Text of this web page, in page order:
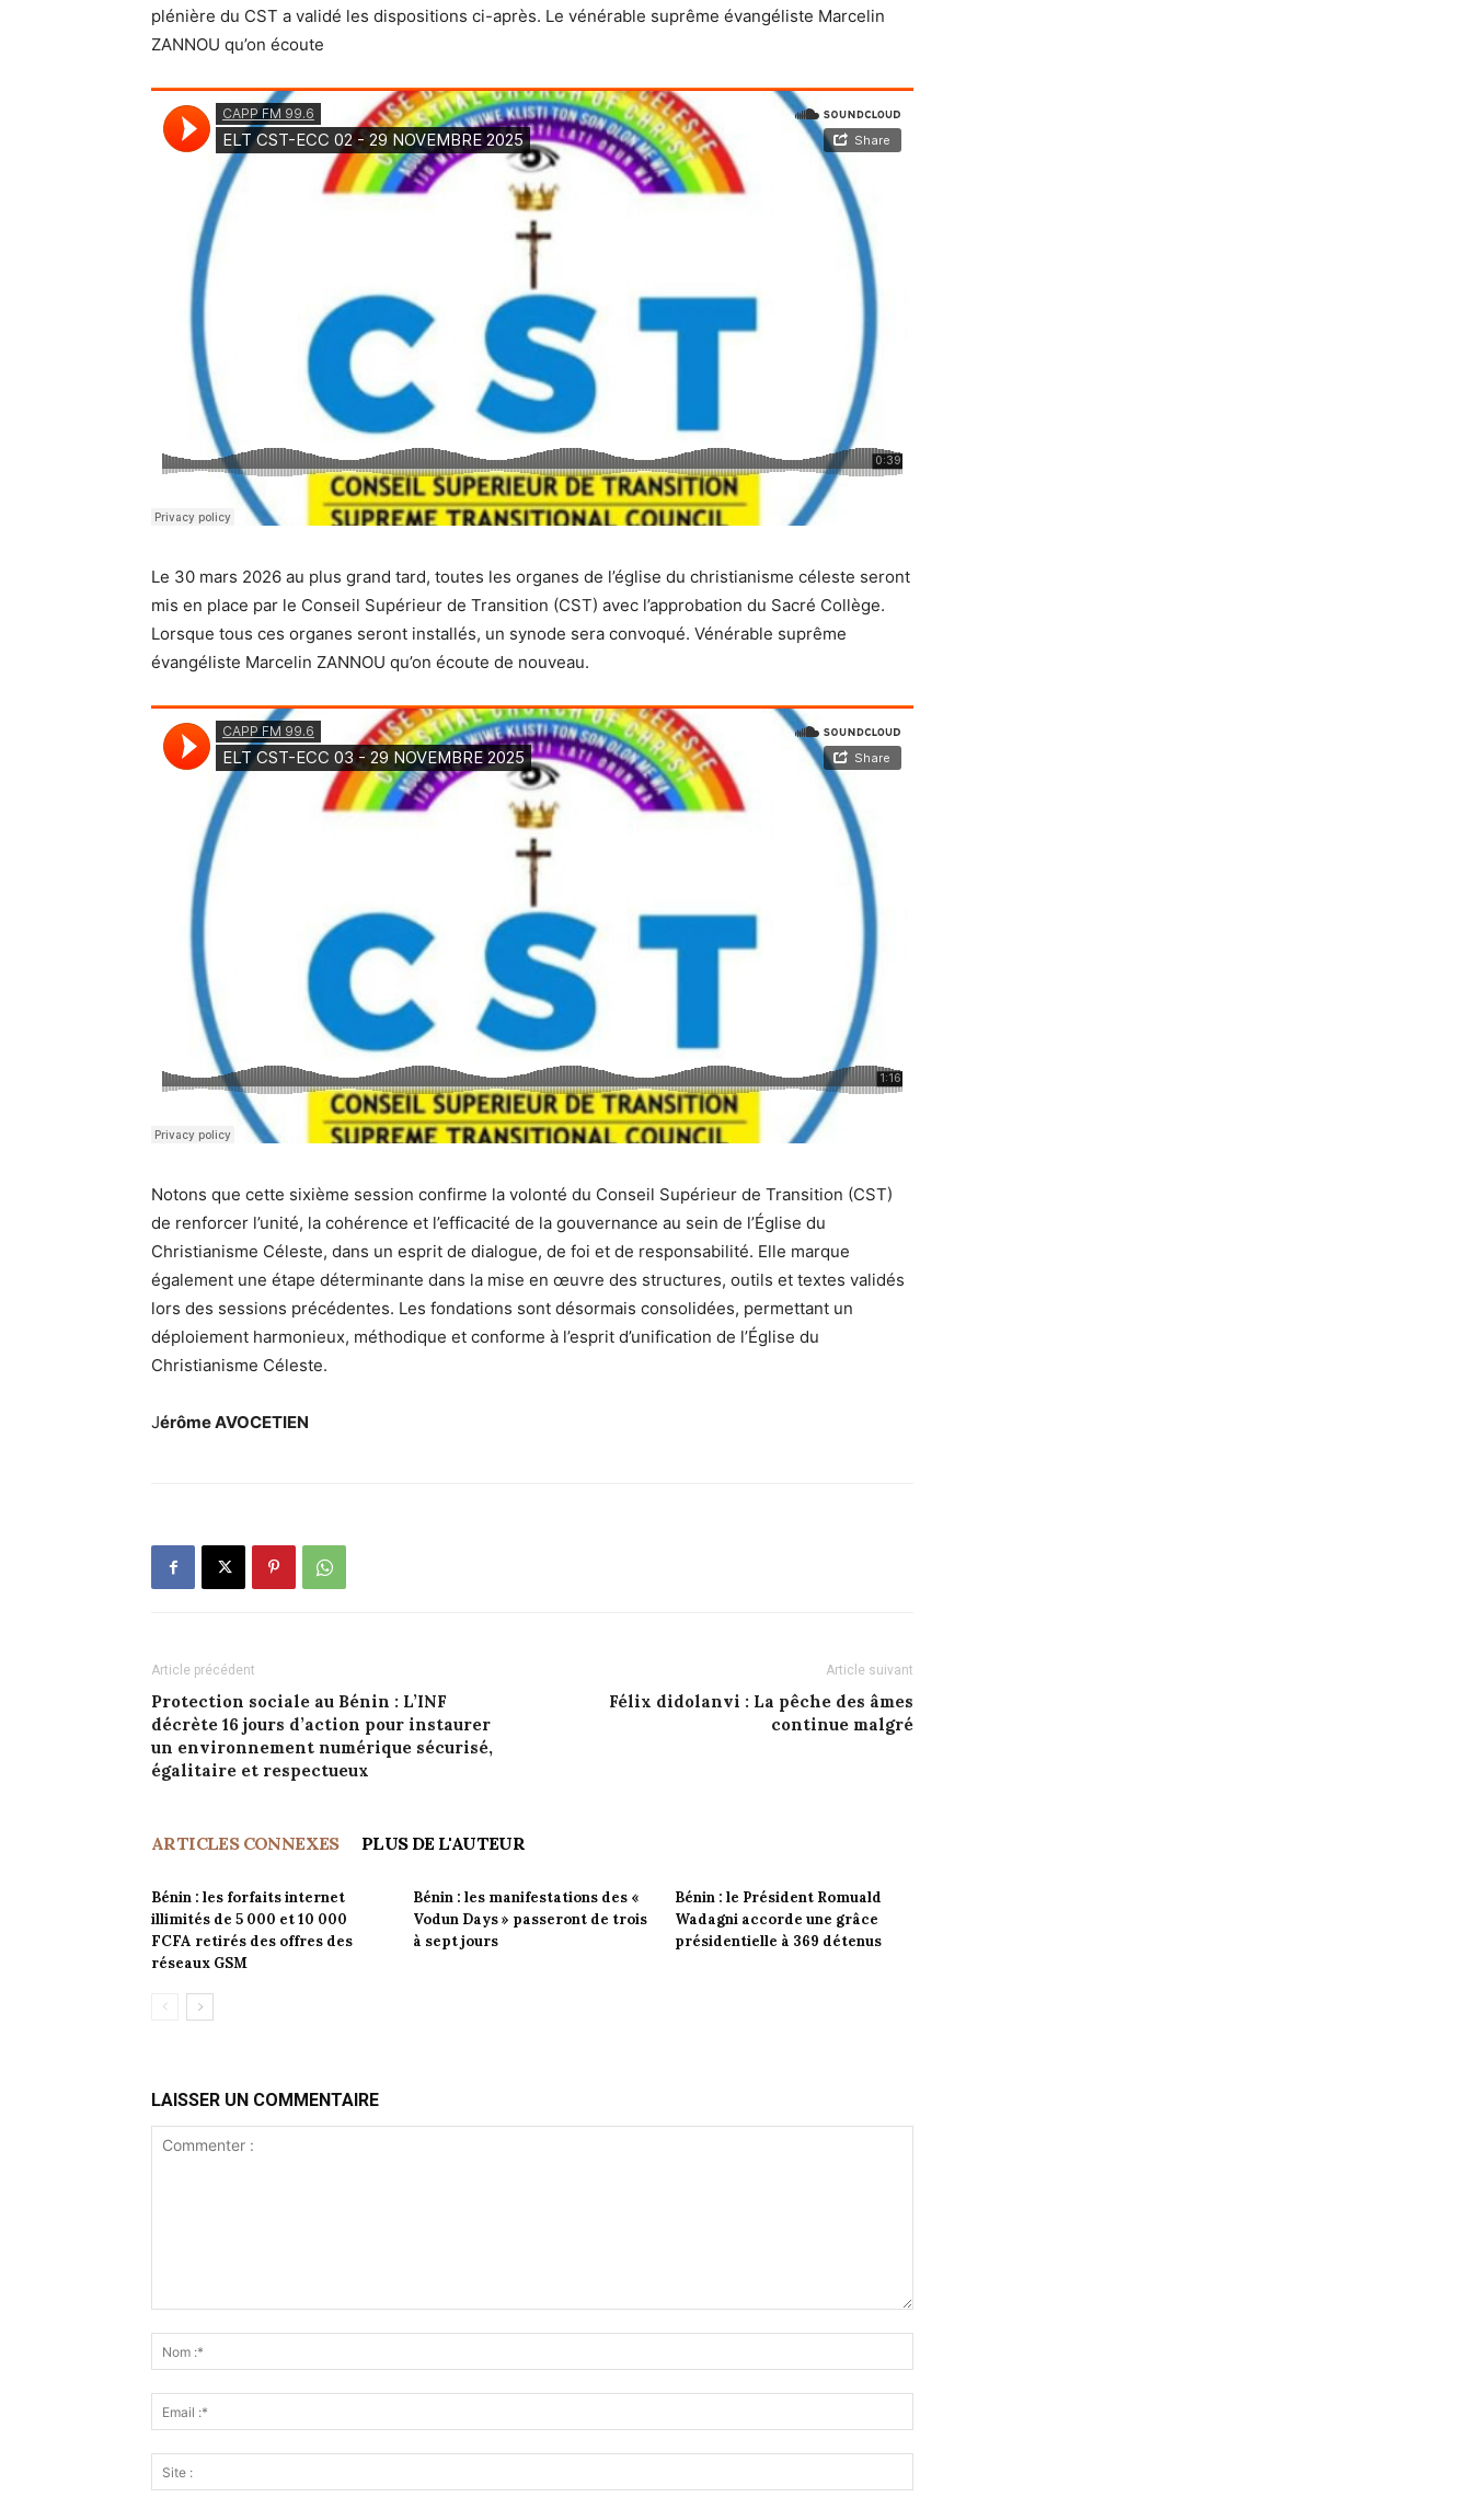
plénière du CST a validé les dispositions ci-après. Le vénérable suprême évangéliste Marcelin
ZANNOU qu’on écoute
Le 30 mars 2026 au plus grand tard, toutes les organes de l’église du christianisme céleste seront
mis en place par le Conseil Supérieur de Transition (CST) avec l’approbation du Sacré Collège.
Lorsque tous ces organes seront installés, un synode sera convoqué. Vénérable suprême
évangéliste Marcelin ZANNOU qu’on écoute de nouveau.
Notons que cette sixième session confirme la volonté du Conseil Supérieur de Transition (CST)
de renforcer l’unité, la cohérence et l’efficacité de la gouvernance au sein de l’Église du
Christianisme Céleste, dans un esprit de dialogue, de foi et de responsabilité. Elle marque
également une étape déterminante dans la mise en œuvre des structures, outils et textes validés
lors des sessions précédentes. Les fondations sont désormais consolidées, permettant un
déploiement harmonieux, méthodique et conforme à l’esprit d’unification de l’Église du
Christianisme Céleste.
Jérôme AVOCETIEN
Article précédent
Protection sociale au Bénin : L’INF
décrète 16 jours d’action pour instaurer
un environnement numérique sécurisé,
égalitaire et respectueux
Article suivant
Félix didolanvi : La pêche des âmes
continue malgré
ARTICLES CONNEXES PLUS DE L'AUTEUR
Bénin : les forfaits internet
illimités de 5 000 et 10 000
FCFA retirés des offres des
réseaux GSM
Bénin : les manifestations des «
Vodun Days » passeront de trois
à sept jours
Bénin : le Président Romuald
Wadagni accorde une grâce
présidentielle à 369 détenus
LAISSER UN COMMENTAIRE